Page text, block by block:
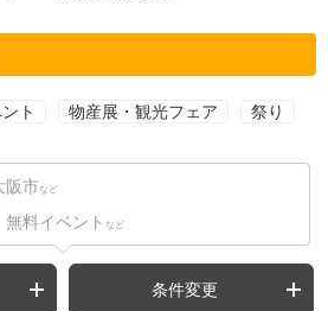
ト 物産展・観光フェア 祭り
阪市 など
無料イベント など
条件変更